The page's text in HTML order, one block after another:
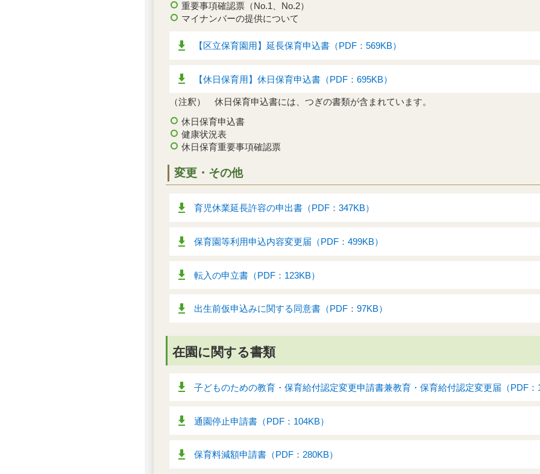
重要事項確認票（No.1、No.2）
マイナンバーの提供について
【区立保育園用】延長保育申込書（PDF：569KB）
【休日保育用】休日保育申込書（PDF：695KB）
（注釈） 休日保育申込書には、つぎの書類が含まれています。
休日保育申込書
健康状況表
休日保育重要事項確認票
変更・その他
育児休業延長許容の申出書（PDF：347KB）
保育園等利用申込内容変更届（PDF：499KB）
転入の申立書（PDF：123KB）
出生前仮申込みに関する同意書（PDF：97KB）
在園に関する書類
子どものための教育・保育給付認定変更申請書兼教育・保育給付認定変更届（PDF：
通園停止申請書（PDF：104KB）
保育料減額申請書（PDF：280KB）